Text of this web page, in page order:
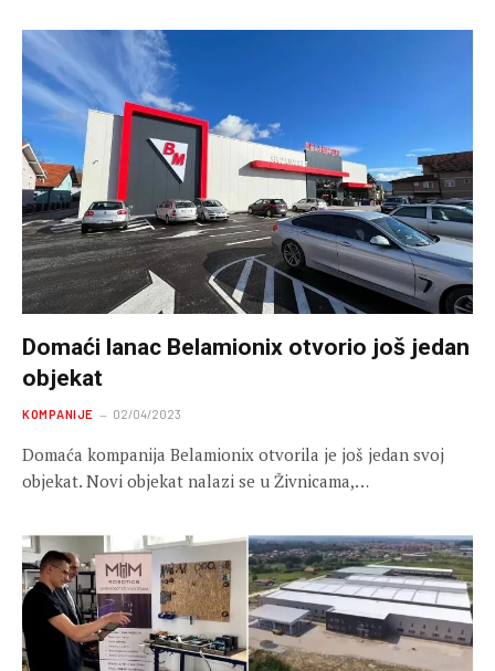
Domaći lanac Belamionix otvorio još jedan
objekat
KOMPANIJE 02/04/2023
Domaća kompanija Belamionix otvorila je još jedan svoj
objekat. Novi objekat nalazi se u Živnicama,…